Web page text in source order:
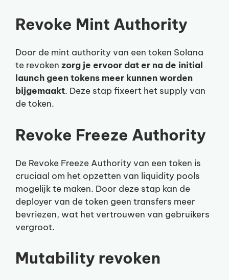
Revoke Mint Authority
Door de mint authority van een token Solana
te revoken zorg je ervoor dat er na de initial
launch geen tokens meer kunnen worden
bijgemaakt. Deze stap fixeert het supply van
de token.
Revoke Freeze Authority
De Revoke Freeze Authority van een token is
cruciaal om het opzetten van liquidity pools
mogelijk te maken. Door deze stap kan de
deployer van de token geen transfers meer
bevriezen, wat het vertrouwen van gebruikers
vergroot.
Mutability revoken